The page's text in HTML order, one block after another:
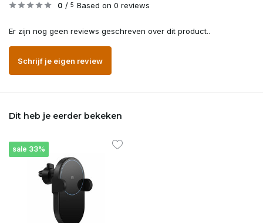
0 / 5 Based on 0 reviews
Er zijn nog geen reviews geschreven over dit product..
Schrijf je eigen review
Dit heb je eerder bekeken
sale 33%